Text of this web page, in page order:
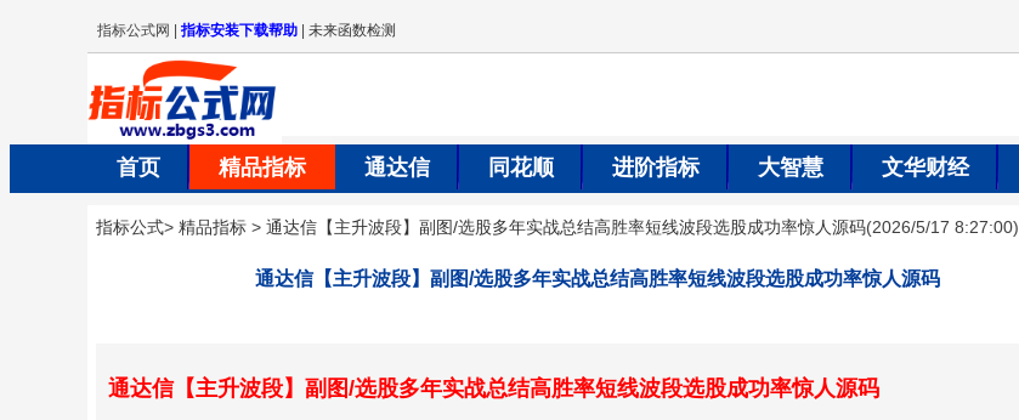
首页 精品指标 通达信 同花顺 进阶指标 大智慧 文华财经
指标公式> 精品指标 > 通达信【主升波段】副图/选股多年实战总结高胜率短线波段选股成功率惊人源码(2026/5/17 8:27:00)
通达信【主升波段】副图/选股多年实战总结高胜率短线波段选股成功率惊人源码
通达信【主升波段】副图/选股多年实战总结高胜率短线波段选股成功率惊人源码